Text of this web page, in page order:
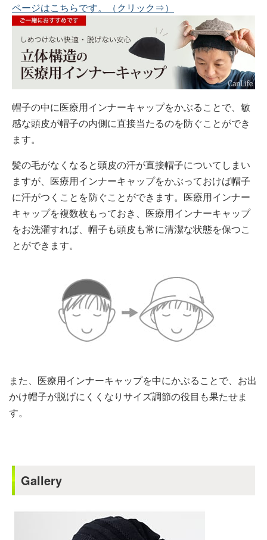
ページはこちらです。（クリック⇒）
帽子の中に医療用インナーキャップをかぶることで、敏
感な頭皮が帽子の内側に直接当たるのを防ぐことができ
ます。
髪の毛がなくなると頭皮の汗が直接帽子についてしまい
ますが、医療用インナーキャップをかぶっておけば帽子
に汗がつくことを防ぐことができます。医療用インナー
キャップを複数枚もっておき、医療用インナーキャップ
をお洗濯すれば、帽子も頭皮も常に清潔な状態を保つこ
とができます。
また、医療用インナーキャップを中にかぶることで、お出
かけ帽子が脱げにくくなりサイズ調節の役目も果たせま
す。
Gallery